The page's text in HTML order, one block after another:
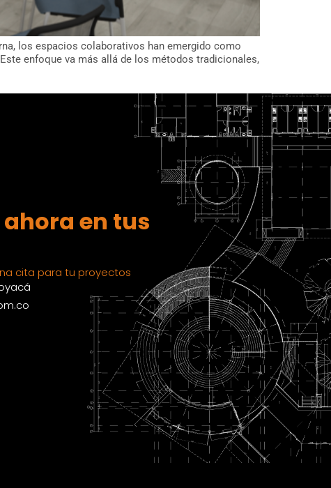
los espacios colaborativos han emergido como
enfoque va más allá de los métodos tradicionales,
en tus
cita para tu proyectos